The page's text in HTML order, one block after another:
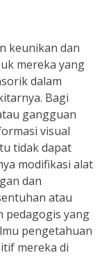
keunikan dan
mereka yang
dalam
Bagi
gangguan
visual
tidak dapat
modifikasi alat
dan
atau
pedagogis yang
pengetahuan
mereka di